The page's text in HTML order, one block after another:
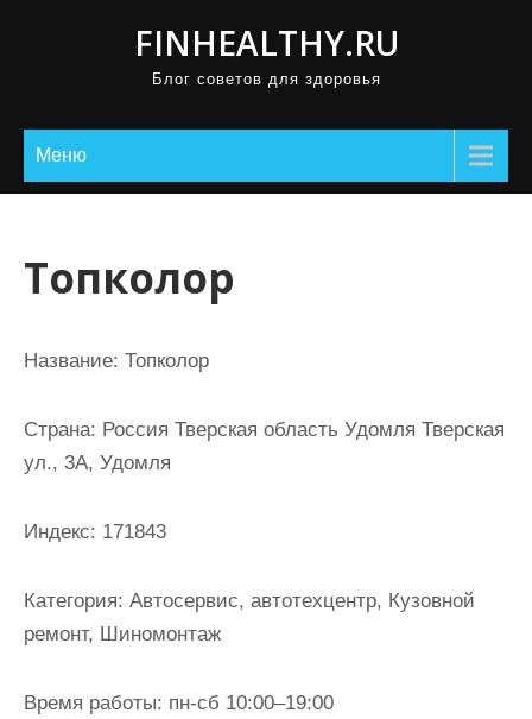
FINHEALTHY.RU
Блог советов для здоровья
Меню
Топколор
Название: Топколор
Страна: Россия Тверская область Удомля Тверская
ул., 3А, Удомля
Индекс: 171843
Категория: Автосервис, автотехцентр, Кузовной
ремонт, Шиномонтаж
Время работы: пн-сб 10:00–19:00